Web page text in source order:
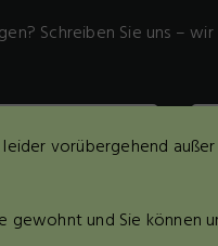
Schreiben Sie uns –
vorübergehend
gewohnt und Sie